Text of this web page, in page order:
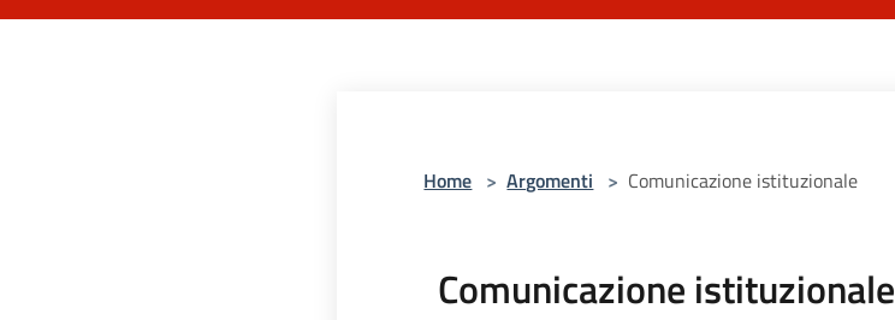
Home > Argomenti > Comunicazione istituzionale
Comunicazione istituzionale